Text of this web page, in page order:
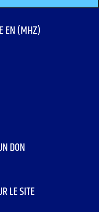
EN (MHZ)
DON
LE SITE